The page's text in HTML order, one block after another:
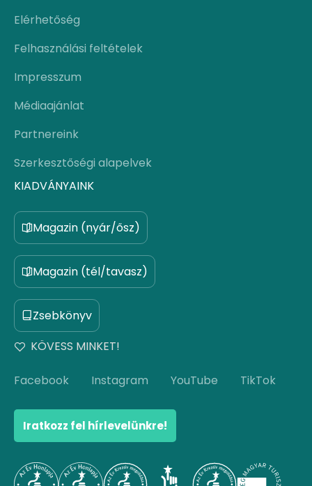
Elérhetőség
Felhasználási feltételek
Impresszum
Médiaajánlat
Partnereink
Szerkesztőségi alapelvek
KIADVÁNYAINK
Magazin (nyár/ősz)
Magazin (tél/tavasz)
Zsebkönyv
KÖVESS MINKET!
Facebook Instagram YouTube TikTok
Iratkozz fel hírlevelünkre!